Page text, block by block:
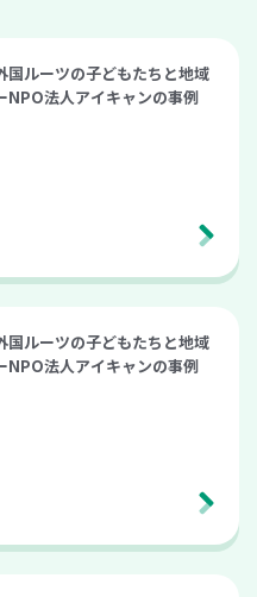
国ルーツの子どもたちと地域
NPO法人アイキャンの事例
国ルーツの子どもたちと地域
NPO法人アイキャンの事例